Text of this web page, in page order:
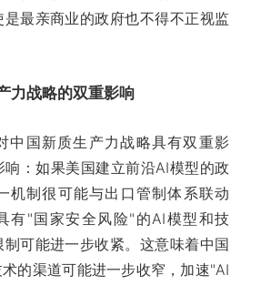
是最亲商业的政府也不得不正视监
力战略的双重影响
中国新质生产力战略具有双重影
：如果美国建立前沿AI模型的政
机制很可能与出口管制体系联动
"国家安全风险"的AI模型和技
可能进一步收紧。这意味着中国
的渠道可能进一步收窄，加速"AI